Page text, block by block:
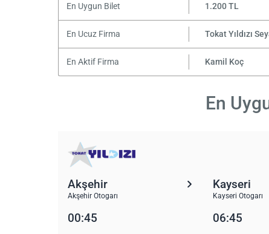
En Uygun Bilet 1.200 TL
En Ucuz Firma Tokat Yıldızı
En Aktif Firma Kamil Koç
En
Akşehir
Akşehir Otogarı
Kayseri
Kayseri Otogarı
00:45 06:45